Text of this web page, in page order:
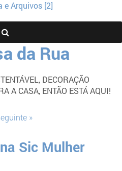
e Arquivos [2]
da Rua
DECORAÇÃO
A CASA, ENTÃO ESTÁ AQUI!
»
Sic Mulher